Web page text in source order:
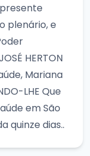
plenário, e
HERTON
Mariana
LHE Que
em São
quinze dias..